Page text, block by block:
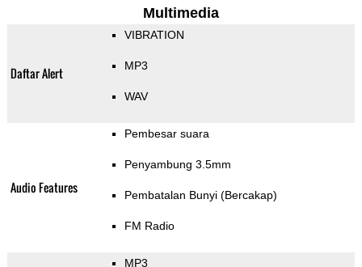
Multimedia
Daftar Alert
VIBRATION
MP3
WAV
Audio Features
Pembesar suara
Penyambung 3.5mm
Pembatalan Bunyi (Bercakap)
FM Radio
MP3